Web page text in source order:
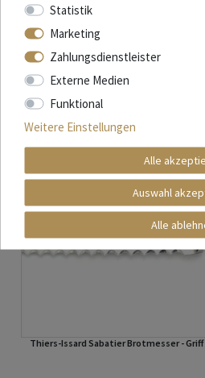
Thiers-Issard Sabatier Brotmesser -
Statistik
Marketing
Zahlungsdienstleister
Externe Medien
Funktional
Weitere Einstellungen
Alle
Auswahl
Alle